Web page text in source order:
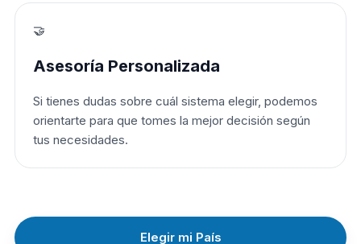
🤝
Asesoría Personalizada
Si tienes dudas sobre cuál sistema elegir, podemos
orientarte para que tomes la mejor decisión según
tus necesidades.
Elegir mi País